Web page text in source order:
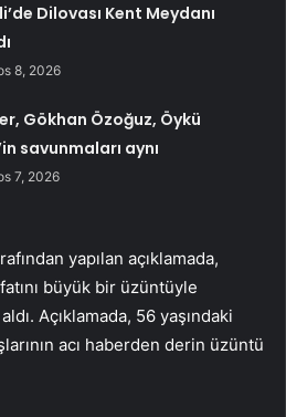
Dilovası Kent Meydanı
8, 2026
Gökhan Özoğuz, Öykü
savunmaları aynı
7, 2026
yapılan açıklamada,
büyük bir üzüntüyle
Açıklamada, 56 yaşındaki
acı haberden derin üzüntü